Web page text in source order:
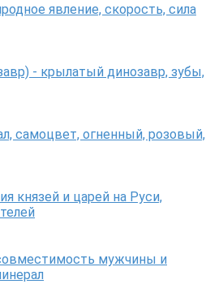
явление, скорость, сила
- крылатый динозавр, зубы,
самоцвет, огненный, розовый,
князей и царей на Руси,
мужчины и